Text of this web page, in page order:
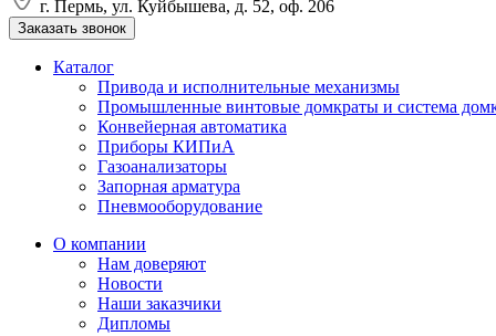
г. Пермь, ул. Куйбышева, д. 52, оф. 206
Заказать звонок
Каталог
Привода и исполнительные механизмы
Промышленные винтовые домкраты и система
Конвейерная автоматика
Приборы КИПиА
Газоанализаторы
Запорная арматура
Пневмооборудование
О компании
Нам доверяют
Новости
Наши заказчики
Дипломы